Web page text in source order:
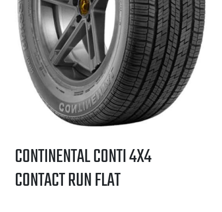
CONTINENTAL CONTI 4X4
CONTACT RUN FLAT